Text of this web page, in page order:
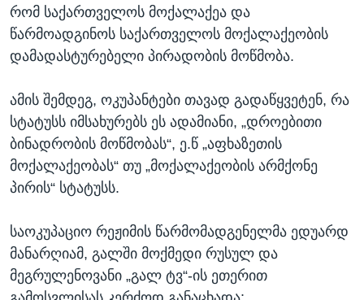
რომ საქართველოს მოქალაქეა და
წარმოადგინოს საქართველოს მოქალაქეობის
დამადასტურებელი პირადობის მოწმობა.
ამის შემდეგ, ოკუპანტები თავად გადაწყვეტენ, რა
სტატუსს იმსახურებს ეს ადამიანი, „დროებითი
ბინადრობის მოწმობას“, ე.წ „აფხაზეთის
მოქალაქეობას“ თუ „მოქალაქეობის არმქონე
პირის“ სტატუსს.
საოკუპაციო რეჟიმის წარმომადგენელმა ედუარდ
მანარღიამ, გალში მოქმედი რუსულ და
მეგრულენოვანი „გალ ტვ“-ის ეთერით